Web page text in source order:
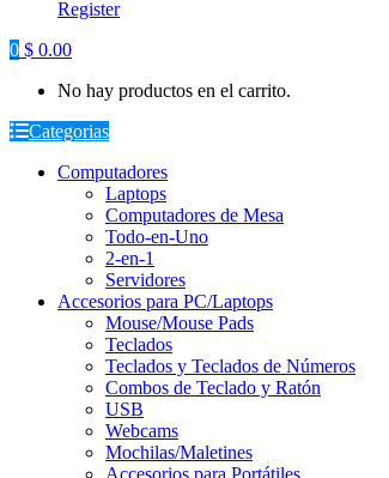
Register
0 $ 0.00
No hay productos en el carrito.
Categorias
Computadores
Laptops
Computadores de Mesa
Todo-en-Uno
2-en-1
Servidores
Accesorios para PC/Laptops
Mouse/Mouse Pads
Teclados
Teclados y Teclados de Números
Combos de Teclado y Ratón
USB
Webcams
Mochilas/Maletines
Accesorios para Portátiles